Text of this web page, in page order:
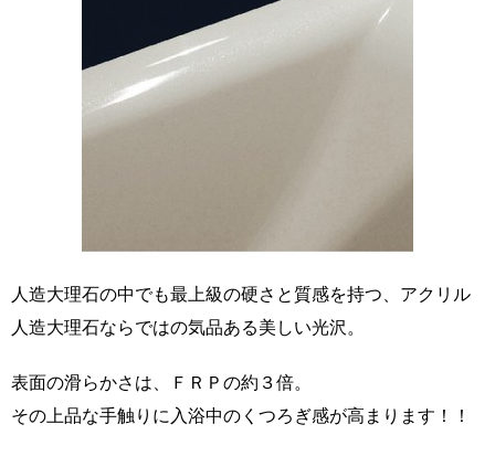
人造大理石の中でも最上級の硬さと質感を持つ、アクリル
人造大理石ならではの気品ある美しい光沢。
表面の滑らかさは、ＦＲＰの約３倍。
その上品な手触りに入浴中のくつろぎ感が高まります！！